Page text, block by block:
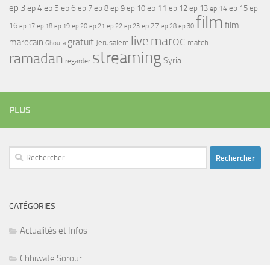
ep 3ep 4ep 5 ep 6 ep 7 ep 8 ep 9 ep 10 ep 11 ep 12 ep 13 ep 14 ep 15 ep
16 ep 17 ep 18 ep 19 ep 20 ep 21 ep 22 ep 23 ep 27 ep 28 ep 30 film film
marocain Ghouta gratuit Jerusalem live maroc match
ramadan regarder streamingSyria
PLUS
Rechercher :
CATÉGORIES
Actualités et Infos
Chhiwate Sorour